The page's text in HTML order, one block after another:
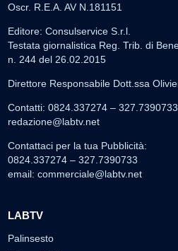
Oscr. R.E.A. AV N.181151
Editore: Consulservice S.r.l.
Testata giornalistica Reg. Trib. di
n. 244 del 26.02.2015
Direttore Responsabile Dott.ssa
Contatti: 0824.337274 – 327.7390733
redazione@labtv.net
Contattaci per la tua Pubblicità:
0824.337274 – 327.7390733
email: commerciale@labtv.net
LABTV
Palinsesto